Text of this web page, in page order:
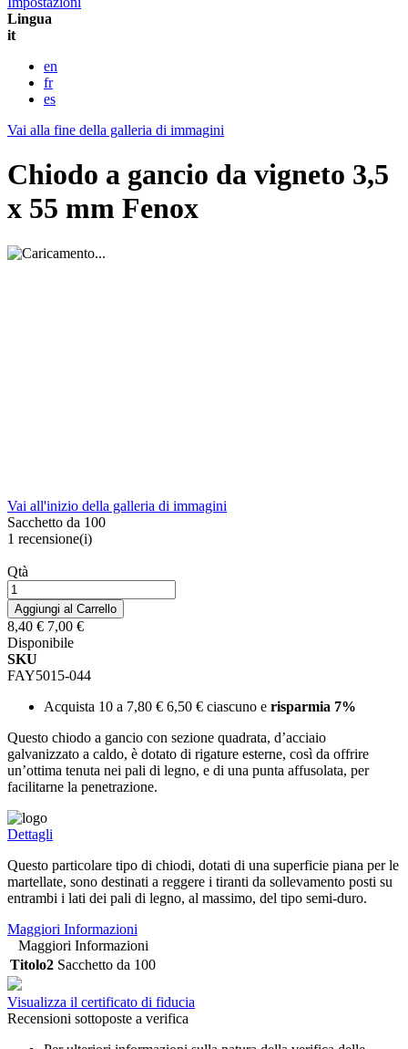
Lingua
it
en
fr
es
Vai alla fine della galleria di immagini
Chiodo a gancio da vigneto 3,5
x 55 mm Fenox
Vai all'inizio della galleria di immagini
Sacchetto da 100
1 recensione(i)
Qtà
Aggiungi al Carrello
8,40 € 7,00 €
Disponibile
SKU
FAY5015-044
Acquista 10 a 7,80 € 6,50 € ciascuno e risparmia 7%
Questo chiodo a gancio con sezione quadrata, d’acciaio
galvanizzato a caldo, è dotato di rigature esterne, così da offrire
un’ottima tenuta nei pali di legno, e di una punta affusolata, per
facilitarne la penetrazione.
Dettagli
Questo particolare tipo di chiodi, dotati di una superficie piana per le
martellate, sono destinati a reggere i tiranti da sollevamento posti su
entrambi i lati dei pali di legno, al massimo, del tipo semi-duro.
Maggiori Informazioni
Maggiori Informazioni
Titolo2 Sacchetto da 100
Visualizza il certificato di fiducia
Recensioni sottoposte a verifica